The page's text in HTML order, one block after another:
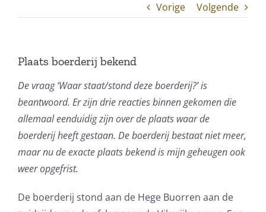
Vorige Volgende
Plaats boerderij bekend
De vraag ‘Waar staat/stond deze boerderij?’ is
beantwoord. Er zijn drie reacties binnen gekomen die
allemaal eenduidig zijn over de plaats waar de
boerderij heeft gestaan. De boerderij bestaat niet meer,
maar nu de exacte plaats bekend is mijn geheugen ook
weer opgefrist.
De boerderij stond aan de Hege Buorren aan de